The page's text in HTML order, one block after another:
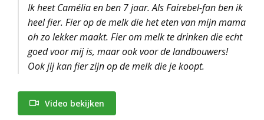
Ik heet Camélia en ben 7 jaar. Als Fairebel-fan ben ik
heel fier. Fier op de melk die het eten van mijn mama
oh zo lekker maakt. Fier om melk te drinken die echt
goed voor mij is, maar ook voor de landbouwers!
Ook jij kan fier zijn op de melk die je koopt.
Video bekijken